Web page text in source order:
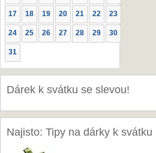
17 18 19 20 21 22 23
24 25 26 27 28 29 30
31
Dárek k svátku se slevou!
Najisto: Tipy na dárky k svátku